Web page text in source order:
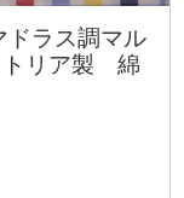
ラス調マル
リア製 綿